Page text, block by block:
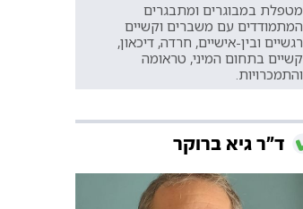
מטפלת במבוגרים ומתבגרים
המתמודדים עם משברים וקשיים
רגשיים ובין-אישיים, חרדה, דיכאון,
קשיים בתחום המיני, טראומה
והתמכרויות.
ד"ר גיא ברוקר